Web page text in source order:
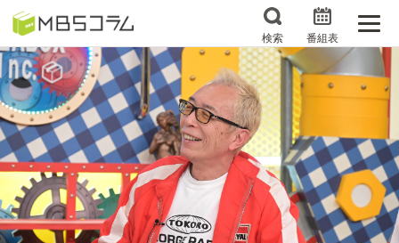
検索 番組表
番組コラムから探す
日曜日の初耳学 復習編 エンタメMBS
3分で読める！『ザ・リー
ダー』たちの泣き笑い
もう一度楽しむプレバト
サタプラ ～気になる情
報をちょこっとプラス～
所さんお届けモノです！
の気になるトコロ